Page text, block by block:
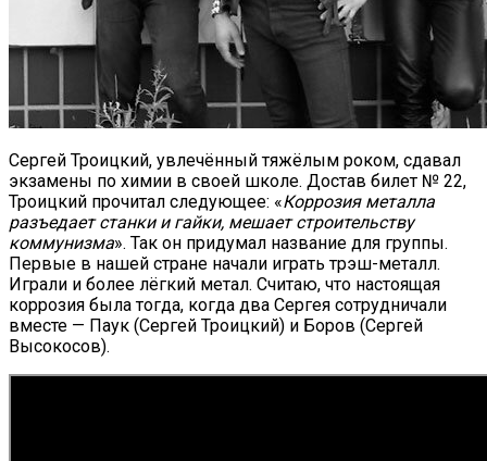
Сергей Троицкий, увлечённый тяжёлым роком, сдавал
экзамены по химии в своей школе. Достав билет № 22,
Троицкий прочитал следующее: «Коррозия металла
разъедает станки и гайки, мешает строительству
коммунизма». Так он придумал название для группы.
Первые в нашей стране начали играть трэш-металл.
Играли и более лёгкий метал. Считаю, что настоящая
коррозия была тогда, когда два Сергея сотрудничали
вместе — Паук (Сергей Троицкий) и Боров (Сергей
Высокосов).